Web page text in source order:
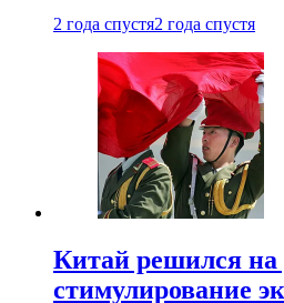
2 года спустя2 года спустя
Китай решился на
стимулирование